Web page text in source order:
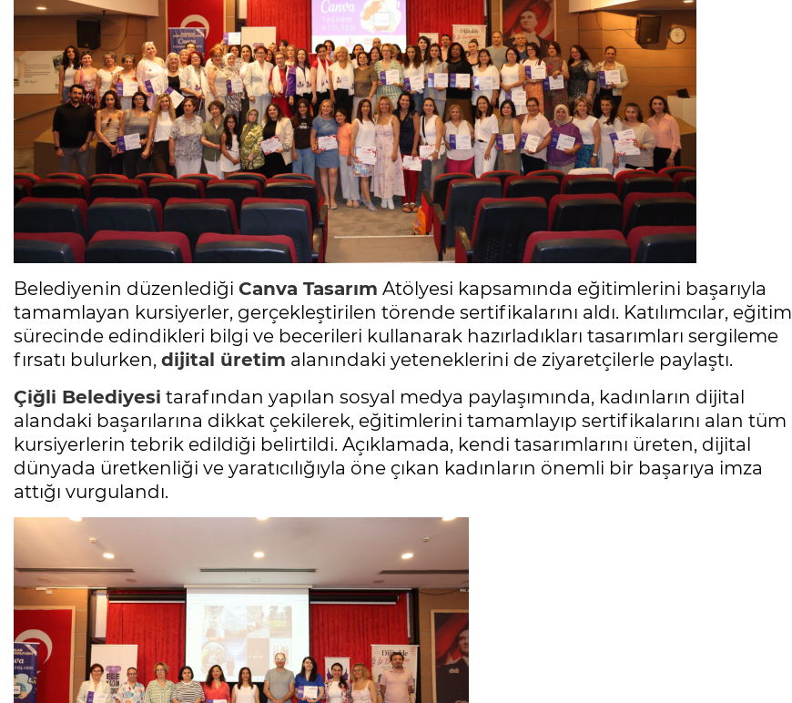
Belediyenin düzenlediği Canva Tasarım Atölyesi kapsamında eğitimlerini başarıyla
tamamlayan kursiyerler, gerçekleştirilen törende sertifikalarını aldı. Katılımcılar, eğitim
sürecinde edindikleri bilgi ve becerileri kullanarak hazırladıkları tasarımları sergileme
fırsatı bulurken, dijital üretim alanındaki yeteneklerini de ziyaretçilerle paylaştı.
Çiğli Belediyesi tarafından yapılan sosyal medya paylaşımında, kadınların dijital
alandaki başarılarına dikkat çekilerek, eğitimlerini tamamlayıp sertifikalarını alan tüm
kursiyerlerin tebrik edildiği belirtildi. Açıklamada, kendi tasarımlarını üreten, dijital
dünyada üretkenliği ve yaratıcılığıyla öne çıkan kadınların önemli bir başarıya imza
attığı vurgulandı.